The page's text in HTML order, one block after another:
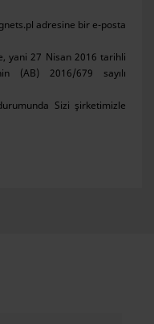
adresine bir e-posta
yani 27 Nisan 2016 tarihli
(AB) 2016/679 sayılı
Sizi şirketimizle